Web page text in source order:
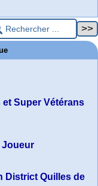
et Super Vétérans
Joueur
District Quilles de